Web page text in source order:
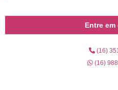
Entre
(16)
(16)